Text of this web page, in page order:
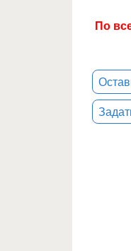
По